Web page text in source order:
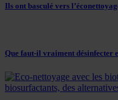
Ils ont basculé vers
Que faut-il vraiment désinfecter